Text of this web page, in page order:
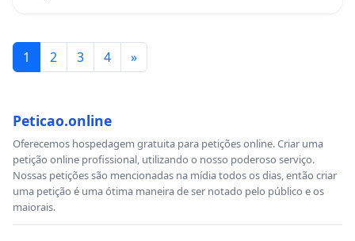
1 2 3 4 »
Peticao.online
Oferecemos hospedagem gratuita para petições online. Criar uma
petição online profissional, utilizando o nosso poderoso serviço.
Nossas petições são mencionadas na mídia todos os dias, então criar
uma petição é uma ótima maneira de ser notado pelo público e os
maiorais.